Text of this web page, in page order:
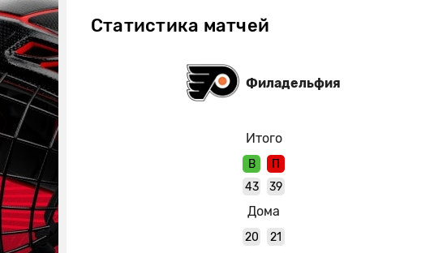
Статистика матчей
Филадельфия
Итого
В
П
43
39
Дома
20 21